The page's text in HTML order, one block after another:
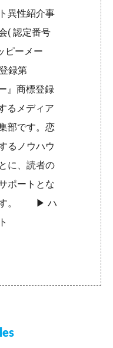
異性紹介事
( 認定番号
ピーメー
録第
』商標登録
るメディア
部です。恋
るノウハウ
に、読者の
ポートとな
ます。 ▶︎ハ